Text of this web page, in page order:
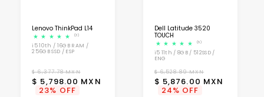
Lenovo ThinkPad L14
(3)
i5 10th / 16GB RAM /
256GB SSD / ESP
Precio
habitual
$ 6,377.78 MXNPrecio
de
$ 5,798.00 MXN
23% OFF
Dell Latitude 3520
TOUCH
(8)
i5 11th / 8GB / 512SSD /
ENG
Precio
habitual
$ 6,528.89 MXN
de
$ 5,876.00 MXN
24% OFF